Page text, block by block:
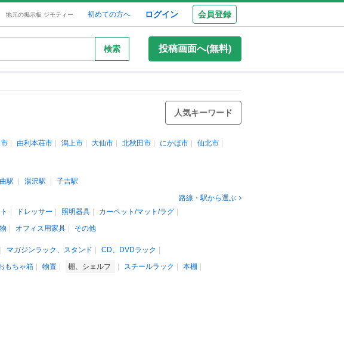
地元の掲示板 ジモティー 初めての方へ ログイン 会員登録
検索 投稿画面へ(無料)
人気キーワード
由利本荘市 潟上市 大仙市 北秋田市 にかほ市
仙北市
駅 湯沢駅
子吉駅
路線・駅から選ぶ
ドレッサー 照明器具
カーペット/マット/ラグ
オフィス用家具 その他
マガジンラック、スタンド
CD、DVDラック
もちゃ箱 物置 棚、シェルフ スチールラック
本棚